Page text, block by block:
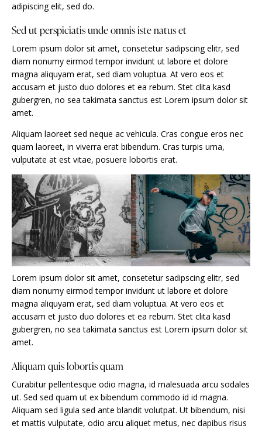
adipiscing elit, sed do.
Sed ut perspiciatis unde omnis iste natus et
Lorem ipsum dolor sit amet, consetetur sadipscing elitr, sed
diam nonumy eirmod tempor invidunt ut labore et dolore
magna aliquyam erat, sed diam voluptua. At vero eos et
accusam et justo duo dolores et ea rebum. Stet clita kasd
gubergren, no sea takimata sanctus est Lorem ipsum dolor sit
amet.
Aliquam laoreet sed neque ac vehicula. Cras congue eros nec
quam laoreet, in viverra erat bibendum. Cras turpis urna,
vulputate at est vitae, posuere lobortis erat.
Lorem ipsum dolor sit amet, consetetur sadipscing elitr, sed
diam nonumy eirmod tempor invidunt ut labore et dolore
magna aliquyam erat, sed diam voluptua. At vero eos et
accusam et justo duo dolores et ea rebum. Stet clita kasd
gubergren, no sea takimata sanctus est Lorem ipsum dolor sit
amet.
Aliquam quis lobortis quam
Curabitur pellentesque odio magna, id malesuada arcu sodales
ut. Sed sed quam ut ex bibendum commodo id id magna.
Aliquam sed ligula sed ante blandit volutpat. Ut bibendum, nisi
et mattis vulputate, odio arcu aliquet metus, nec dapibus risus